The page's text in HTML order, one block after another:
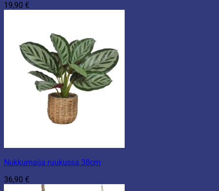
19,90 €
Nukkumaija ruukussa 38cm
36,90 €